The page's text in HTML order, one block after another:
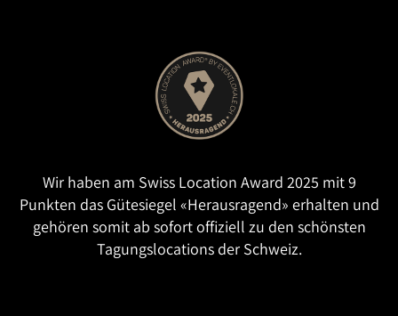
Wir haben am Swiss Location Award 2025 mit 9
Punkten das Gütesiegel «Herausragend» erhalten und
gehören somit ab sofort offiziell zu den schönsten
Tagungslocations der Schweiz.